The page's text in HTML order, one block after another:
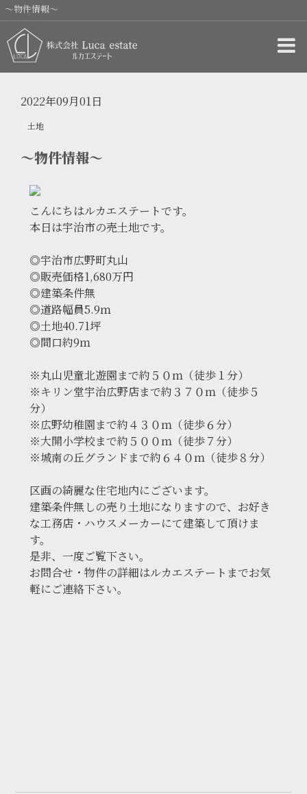
～物件情報～
2022年09月01日
土地
～物件情報～
こんにちはルカエステートです。
本日は宇治市の売土地です。
◎宇治市広野町丸山
◎販売価格1,680万円
◎建築条件無
◎道路幅員5.9ｍ
◎土地40.71坪
◎間口約9ｍ
※丸山児童北遊園まで約５０ｍ（徒歩１分）
※キリン堂宇治広野店まで約３７０ｍ（徒歩５
分）
※広野幼稚園まで約４３０ｍ（徒歩６分）
※大開小学校まで約５００ｍ（徒歩７分）
※城南の丘グランドまで約６４０ｍ（徒歩８分）
区画の綺麗な住宅地内にございます。
建築条件無しの売り土地になりますので、お好き
な工務店・ハウスメーカーにて建築して頂けま
す。
是非、一度ご覧下さい。
お問合せ・物件の詳細はルカエステートまでお気
軽にご連絡下さい。